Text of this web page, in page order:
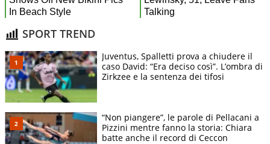
SPORT TREND
Juventus, Spalletti prova a chiudere il
caso David: “Era deciso così”. L’ombra di
Zirkzee e la sentenza dei tifosi
“Non piangere”, le parole di Pellacani a
Pizzini mentre fanno la storia: Chiara
batte anche il record di Ceccon